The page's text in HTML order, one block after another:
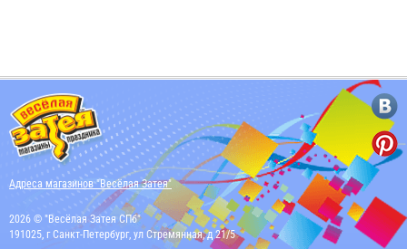
Адреса магазинов "Весёлая Затея"
2026 © "Весёлая Затея СПб"
191025, г Санкт-Петербург, ул Стремянная, д 21/5